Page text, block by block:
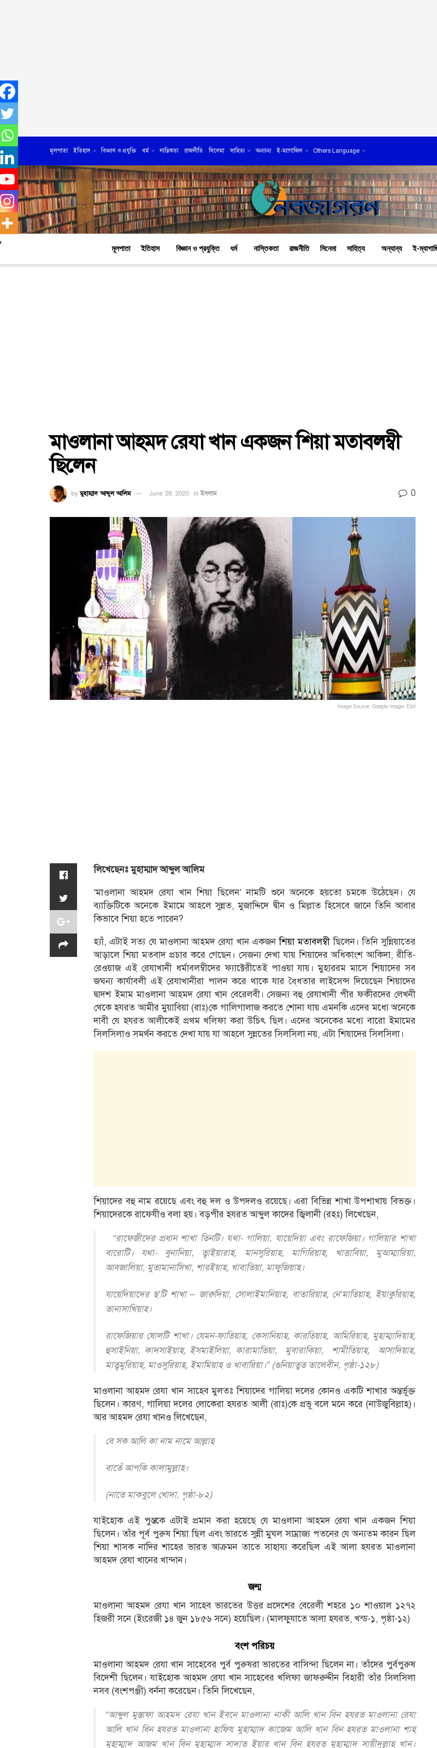
মূলপাতা ইতিহাস বিজ্ঞান ও প্রযুক্তি ধর্ম নাস্তিকতা রাজনীতি সিনেমা সাহিত্য অন্যান্য ই-ম্যাগাজিন Others Language
মূলপাতা ইতিহাস বিজ্ঞান ও প্রযুক্তি ধর্ম নাস্তিকতা রাজনীতি সিনেমা সাহিত্য অন্যান্য ই-
মাওলানা আহমদ রেযা খান একজন শিয়া মতাবলম্বী
ছিলেন
by মুহাম্মাদ আব্দুল আলিম June 28, 2020 in ইসলাম 0
Image Source: Google Image/ Edit
লিখেছেনঃ মুহাম্মাদ আব্দুল আলিম
‘মাওলানা আহমদ রেযা খান শিয়া ছিলেন’ নামটি শুনে অনেকে হয়তো চমকে উঠেছেন। যে
ব্যাক্তিটিকে অনেকে ইমামে আহলে সুন্নত, মুজাদ্দিদে দ্বীন ও মিল্লাত হিসেবে জানে তিনি আবার
কিভাবে শিয়া হতে পারেন?
হ্যাঁ, এটাই সত্য যে মাওলানা আহমদ রেযা খান একজনশিয়া মতাবলম্বীছিলেন। তিনি সুন্নিয়াতের
আড়ালে শিয়া মতবাদ প্রচার করে গেছেন। সেজন্য দেখা যায় শিয়াদের অধিকাংশ আকিদা, রীতি-
রেওয়াজ এই রেযাখানী ধর্মাবলম্বীদের ফ্যাক্টেরীতেই পাওয়া যায়। মুহাররম মাসে শিয়াদের সব
জঘন্য কার্যাবলী এই রেযাখানীরা পালন করে থাকে যার বৈ্ধতার লাইসেন্স দিয়েছেন শিয়াদের
দ্বাদশ ইমাম মাওলানা আহমদ রেযা খান বেরেলবী। সেজন্য বহু রেযাখানী পীর ফকীরদের লেখনী
থেকে হযরত আমীর মুয়াবিয়া (রাঃ)কে গালিগালাজ করতে শোনা যায় এমনকি এদের মধ্যে অনেকে
দাবী যে হযরত আলীকেই প্রথম খলিফা করা উচিৎ ছিল। এদের অনেকের মধ্যে বারো ইমামের
সিলসিলাও সমর্থন করতে দেখা যায় যা আহলে সুন্নতের সিলসিলা নয়, এটা শিয়াদের সিলসিলা।
শিয়াদের বহু নাম রয়েছে এবং বহু দল ও উপদলও রয়েছে। এরা বিভিন্ন শাখা উপশাখায় বিভক্ত।
শিয়াদেরকে রাফেযীও বলা হয়। বড়পীর হযরত আব্দুল কাদের জ্বিলানী (রহঃ) লিখেছেন,
“রাফেজীদের প্রধান শাখা তিনটি। যথা- গালিয়া, যায়েদিয়া এবং রাফেজিয়া। গালিয়ার শাখা
বারোটি। যথা- বুনানিয়া, ত্বাইয়ারাহ, মানসুরিয়াহ, মাগিরিয়াহ, খাত্তাবিয়া, মুআম্মারিয়া,
আবজালিয়া, মুতামানাসিখা, শারইয়াহ, খাবাতিয়া, মাফুজিয়াহ।
যায়েদিয়াদের ছ’টি শাখা – জারুদিয়া, সোলাইমানিয়াহ, বাতারিয়াহ, নে’মাতিয়াহ, ইয়াকুরিয়াহ,
তানাসাখিয়াহ।
রাফেজিয়ার ষোলটি শাখা। যেমন-ফাতিয়াহ, কেসানিয়াহ, কারতিয়াহ, আমিরিয়াহ, মুহাম্মাদিয়াহ,
হুসাইনিয়া, কাদসাইয়াহ, ইসমাইলিয়া, কারামাতিয়া, মুবারাকিয়া, শামীতিয়াহ, আসাদিয়াহ,
মাত্বমুরিয়াহ, মাওসুরিয়াহ, ইমামিয়াহ ও খাবারিয়া।” (গুনিয়াতুত তালেবীন, পৃষ্ঠা-১২৮)
মাওলানা আহমদ রেযা খান সাহেব মুলতঃ শিয়াদের গালিয়া দলের কোনও একটি শাখার অন্তর্ভূক্ত
ছিলেন। কারণ, গালিয়া দলের লোকেরা হযরত আলী (রাঃ)কে প্রভূ বলে মনে করে (নাউজুবিল্লাহ)।
আর আহমদ রেযা খানও লিখেছেন,
বে সক আলি কা নাম নামে আল্লাহ
বাতেঁ আপকি কালামুল্লাহ।
(নাতে মাকবুলে খোদা, পৃষ্ঠা-৮২)
যাইহোক এই পুস্তকে এটাই প্রমান করা হয়েছে যে মাওলানা আহমদ রেযা খান একজন শিয়া
ছিলেন। তাঁর পূর্ব পুরুষ শিয়া ছিল এবং ভারতে সুন্নী মুঘল সাম্রাজ্য পতনের যে অন্যতম কারন ছিল
শিয়া শাসক নাদির শাহের ভারত আক্রমন তাতে সাহায্য করেছিল এই আলা হযরত মাওলানা
আহমদ রেযা খানের খান্দান।
জন্ম
মাওলানা আহমদ রেযা খান সাহেব ভারতের উত্তর প্রদেশের বেরেলী শহরে ১০ শাওয়াল ১২৭২
হিজরী সনে (ইংরেজী ১৪ জুন ১৮৫৬ সনে) হয়েছিল। (মালফুযাতে আলা হযরত, খন্ড-১, পৃষ্ঠা-১২)
বংশ পরিচয়
মাওলানা আহমদ রেযা খান সাহেবের পুর্ব পুরুষরা ভারতের বাসিন্দা ছিলেন না। তাঁদের পুর্বপুরুষ
বিদেশী ছিলেন। যাইহোক আহমদ রেযা খান সাহেবের খলিফা জাফরুদ্দীন বিহারী তাঁর সিলসিলা
নসব (বংশপঞ্জী) বর্ননা করেছেন। তিনি লিখেছেন,
“আব্দুল মুস্তাফা আহমদ রেযা খান ইবনে মাওলানা নাকী আলি খান বিন হযরত মাওলানা রেযা
আলি খান বিন হযরত মাওলানা হাফিয মুহাম্মাদ কাজেম আলি খান বিন হযরত মাওলানা শাহ
মুহাম্মাদ আজম খান বিন মুহাম্মাদ সাদাত ইয়ার খান বিন হযরত মুহাম্মাদ সায়ীদুল্লাহ খান।